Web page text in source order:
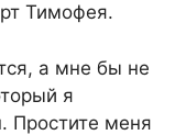
Тимофея.
а мне бы не
я
Простите меня